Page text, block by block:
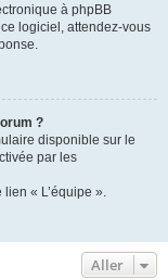
à phpBB
logiciel, attendez-vous
?
disponible sur le
par les
« L’équipe ».
Aller